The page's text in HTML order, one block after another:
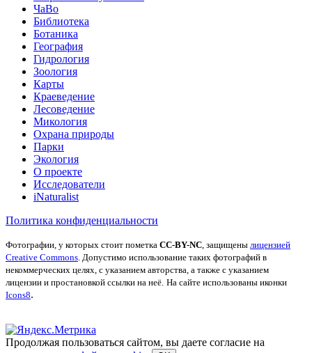
ЧаВо
Библиотека
Ботаника
География
Гидрология
Зоология
Карты
Краеведение
Лесоведение
Микология
Охрана природы
Парки
Экология
О проекте
Исследователи
iNaturalist
Политика конфиденциальности
Фотографии, у которых стоит пометка CC-BY-NC, защищены лицензией
Creative Commons. Допустимо использование таких фотографий в
некоммерческих целях, с указанием авторства, а также с указанием
лицензии и простановкой ссылки на неё. На сайте использованы иконки
Icons8.
Продолжая пользоваться сайтом, вы даете согласие на